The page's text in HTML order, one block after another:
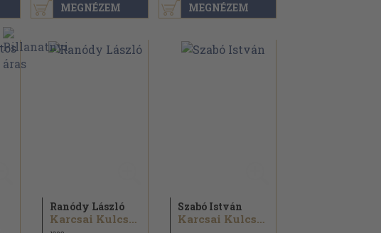
MEGNÉZEM MEGNÉZEM
Karcsai Kulcsár István
Ranódy László
Karcsai Kulcsár István
Szabó István
Karcsai Kulcsár István